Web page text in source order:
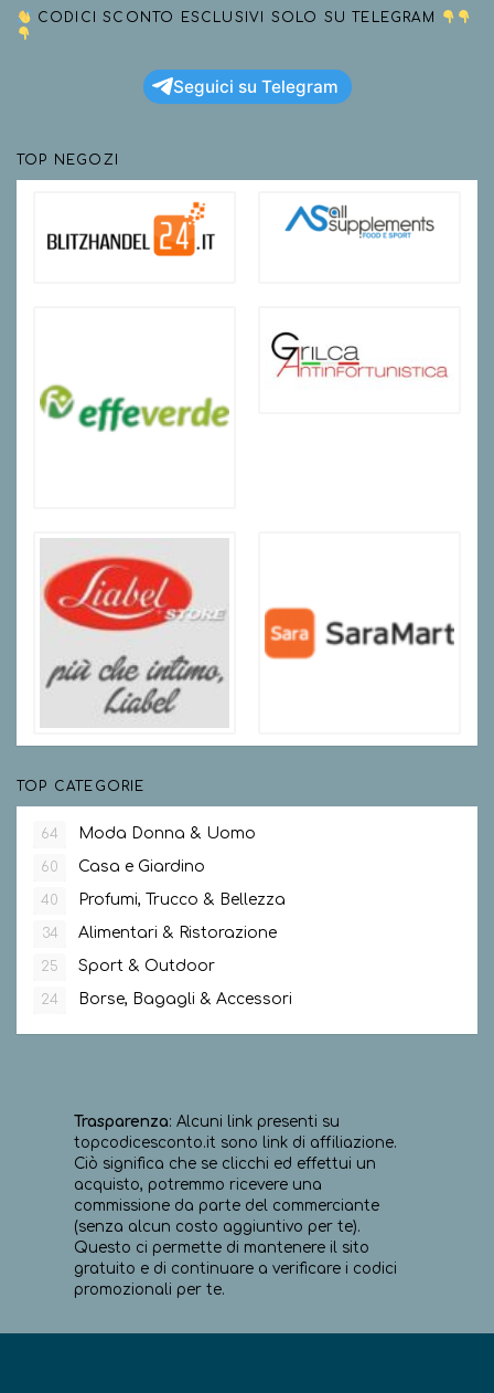
CODICI SCONTO ESCLUSIVI SOLO SU TELEGRAM
Seguici su Telegram
TOP NEGOZI
TOP CATEGORIE
64 Moda Donna & Uomo
60 Casa e Giardino
40 Profumi, Trucco & Bellezza
34 Alimentari & Ristorazione
25 Sport & Outdoor
24 Borse, Bagagli & Accessori
Trasparenza: Alcuni link presenti su
topcodicesconto.it sono link di affiliazione.
Ciò significa che se clicchi ed effettui un
acquisto, potremmo ricevere una
commissione da parte del commerciante
(senza alcun costo aggiuntivo per te).
Questo ci permette di mantenere il sito
gratuito e di continuare a verificare i codici
promozionali per te.